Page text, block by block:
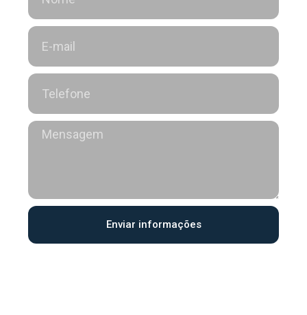
Enviar informações